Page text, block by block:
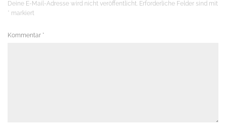
Deine E-Mail-Adresse wird nicht veröffentlicht. Erforderliche Felder sind mit
* markiert
Kommentar *